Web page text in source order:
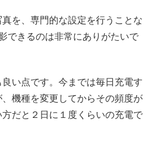
を、専門的な設定を行うことな
できるのは非常にありがたいで
い点です。今までは毎日充電す
機種を変更してからその頻度が
だと２日に１度くらいの充電で